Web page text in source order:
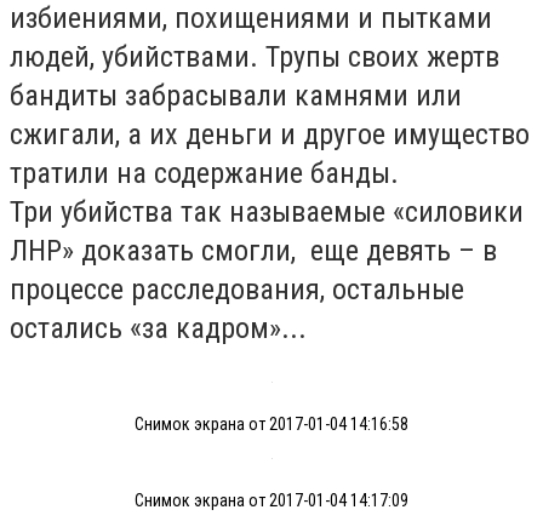
избиениями, похищениями и пытками
людей, убийствами. Трупы своих жертв
бандиты забрасывали камнями или
сжигали, а их деньги и другое имущество
тратили на содержание банды.
Три убийства так называемые «силовики
ЛНР» доказать смогли, еще девять – в
процессе расследования, остальные
остались «за кадром»...
Снимок экрана от 2017-01-04 14:16:58
Снимок экрана от 2017-01-04 14:17:09